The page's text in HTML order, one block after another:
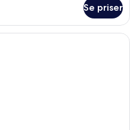
Se priser
Ett hotellrum med en stor säng, en